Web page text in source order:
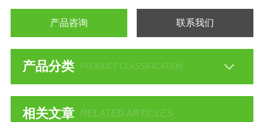
产品咨询 联系我们
产品分类 PRODUCT CLASSIFICATION
相关文章 RELATED ARTICLES